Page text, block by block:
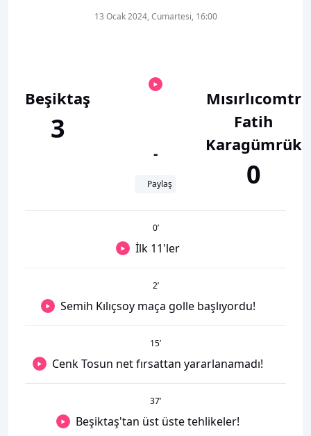
Beşiktaş
3
13 Ocak 2024, Cumartesi, 16:00
-
Paylaş
Mısırlıcomtr
Fatih
Karagümrük
0
0’
İlk 11'ler
2’
Semih Kılıçsoy maça golle başlıyordu!
15’
Cenk Tosun net fırsattan yararlanamadı!
37’
Beşiktaş'tan üst üste tehlikeler!